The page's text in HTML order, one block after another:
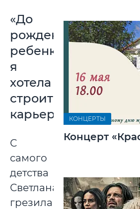
«До
рождения
ребенка
я
хотела
строить
карьеру»
С
самого
детства
Светлана
грезила
КОНЦЕРТЫ
Концерт